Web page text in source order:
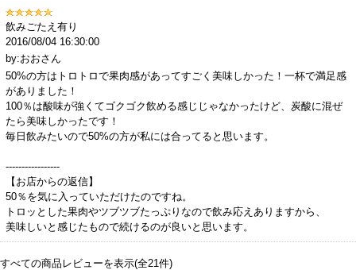
飲みごたえ有り
2016/08/04 16:30:00
by:おおさん
50%の方はトロトロで果肉感があってすごく美味しかった！一杯で満足感
がありました！
100％は酸味が強くてゴクゴク飲める感じじゃなかったけど、炭酸に混ぜ
たら美味しかったです！
毎日飲みたいので50%の方が私には合ってると思います。
-----------------
【お店からの返信】
50％を気に入っていただけたのですね。
トロッとした果肉やツブツブたっぷりなので飲み応えありますから、
美味しいと感じたもので続けるのが良いと思います。
すべての商品レビューを表示(全21件)